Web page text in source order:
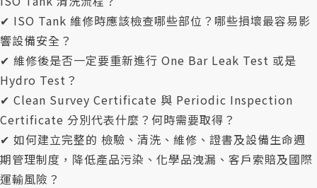
✔ ISO Tank 維修時應該檢查哪些部位？哪些損壞最容易影
響設備安全？
✔ 維修後是否一定要重新進行 One Bar Leak Test 或是
Hydro Test？
✔ Clean Survey Certificate 與 Periodic Inspection
Certificate 分別代表什麼？何時需要取得？
✔ 如何建立完整的 檢驗、清洗、維修、證書及設備生命週
期管理制度，降低產品污染、化學品洩漏、客戶索賠及國際
運輸風險？